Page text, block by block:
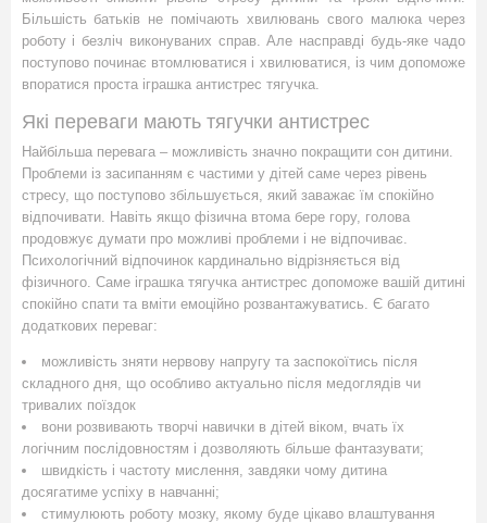
Більшість батьків не помічають хвилювань свого малюка через
роботу і безліч виконуваних справ. Але насправді будь-яке чадо
поступово починає втомлюватися і хвилюватися, із чим допоможе
впоратися проста іграшка антистрес тягучка.
Які переваги мають тягучки антистрес
Найбільша перевага – можливість значно покращити сон дитини.
Проблеми із засипанням є частими у дітей саме через рівень
стресу, що поступово збільшується, який заважає їм спокійно
відпочивати. Навіть якщо фізична втома бере гору, голова
продовжує думати про можливі проблеми і не відпочиває.
Психологічний відпочинок кардинально відрізняється від
фізичного. Саме іграшка тягучка антистрес допоможе вашій дитині
спокійно спати та вміти емоційно розвантажуватись. Є багато
додаткових переваг:
можливість зняти нервову напругу та заспокоїтись після
складного дня, що особливо актуально після медоглядів чи
тривалих поїздок
вони розвивають творчі навички в дітей віком, вчать їх
логічним послідовностям і дозволяють більше фантазувати;
швидкість і частоту мислення, завдяки чому дитина
досягатиме успіху в навчанні;
стимулюють роботу мозку, якому буде цікаво влаштування